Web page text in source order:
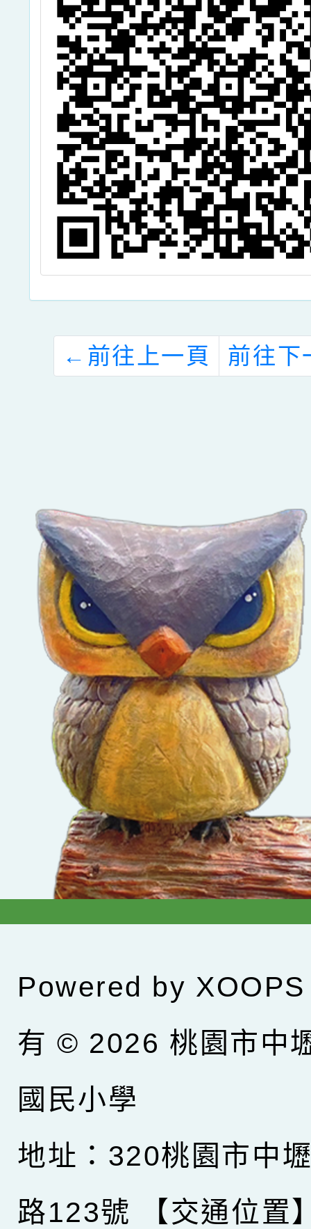
← 前往上一頁 前往下
Powered by XOOPS
有 © 2026 桃園市中
國民小學
地址：320桃園市中
路123號
【交通位置